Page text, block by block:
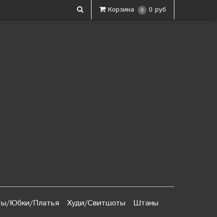
Корзина 0 0 руб
Юбки/Платья Худи/Свитшоты
Штаны